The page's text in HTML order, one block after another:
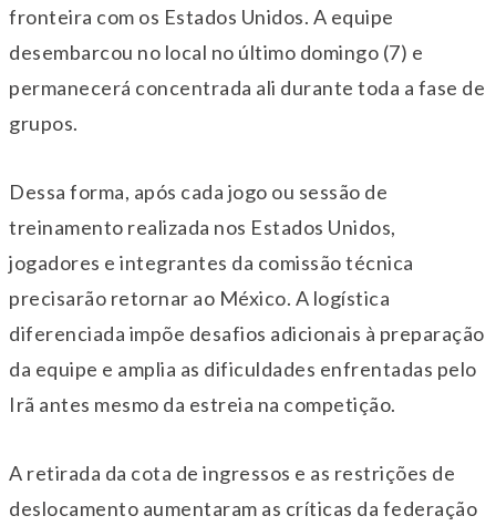
fronteira com os Estados Unidos. A equipe
desembarcou no local no último domingo (7) e
permanecerá concentrada ali durante toda a fase de
grupos.
Dessa forma, após cada jogo ou sessão de
treinamento realizada nos Estados Unidos,
jogadores e integrantes da comissão técnica
precisarão retornar ao México. A logística
diferenciada impõe desafios adicionais à preparação
da equipe e amplia as dificuldades enfrentadas pelo
Irã antes mesmo da estreia na competição.
A retirada da cota de ingressos e as restrições de
deslocamento aumentaram as críticas da federação